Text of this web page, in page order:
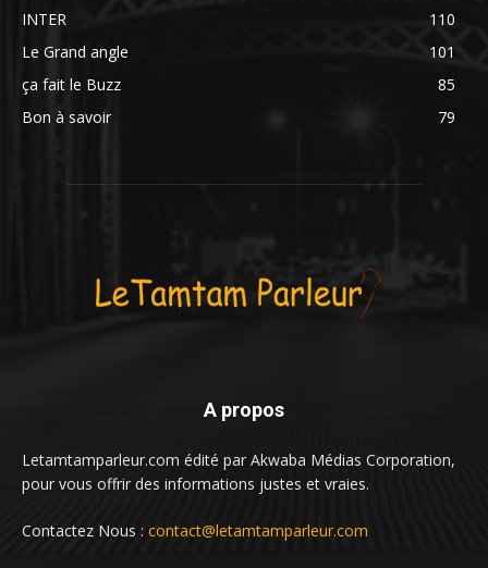
INTER
110
Le Grand angle
101
ça fait le Buzz
85
Bon à savoir
79
A propos
Letamtamparleur.com édité par Akwaba Médias Corporation,
pour vous offrir des informations justes et vraies.
Contactez Nous : contact@letamtamparleur.com